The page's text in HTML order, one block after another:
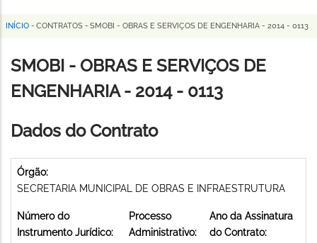
Horizonte
Trilha
de
navegação
INÍCIO - CONTRATOS - SMOBI - OBRAS E SERVIÇOS DE ENGENHARIA - 2014 - 0113
SMOBI - OBRAS E SERVIÇOS DE
ENGENHARIA - 2014 - 0113
Dados do Contrato
Órgão:
SECRETARIA MUNICIPAL DE OBRAS E INFRAESTRUTURA
Número do
Instrumento Jurídico:
Processo
Administrativo:
Ano da Assinatura
do Contrato: